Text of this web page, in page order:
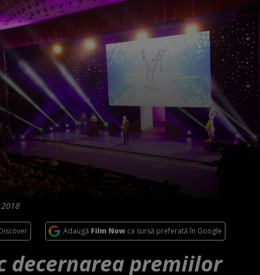
Adaugă Film Nowca sursă preferată în Google
decernarea premiilor